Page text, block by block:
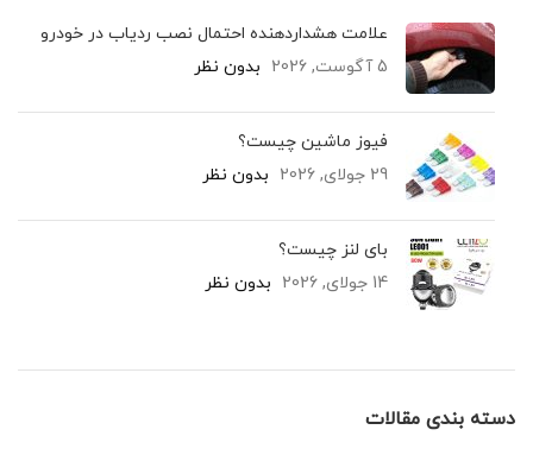
علامت هشداردهنده احتمال نصب ردیاب در خودرو
5 آگوست, 2026
بدون نظر
فیوز ماشین چیست؟
29 جولای, 2026
بدون نظر
بای لنز چیست؟
14 جولای, 2026
بدون نظر
دسته بندی مقالات